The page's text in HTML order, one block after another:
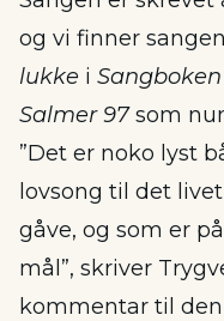
og vi finner sangen
lukke i Sangboken
Salmer 97som
”Det er noko lyst
lovsong til det
gåve, og som er
mål”, skriver
kommentar til